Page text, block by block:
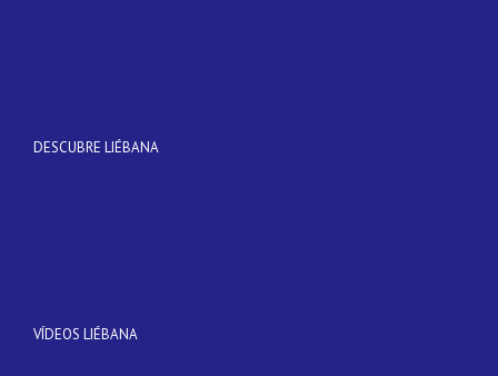
DESCUBRE LIÉBANA
VÍDEOS LIÉBANA